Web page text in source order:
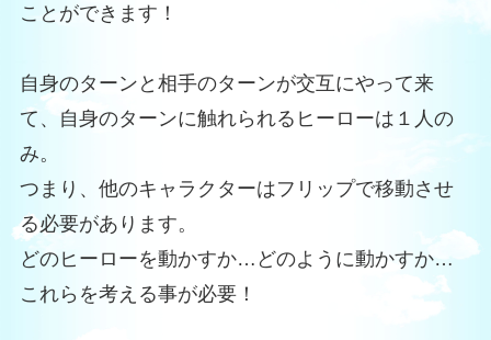
ことができます！
自身のターンと相手のターンが交互にやって来
て、自身のターンに触れられるヒーローは１人の
み。
つまり、他のキャラクターはフリップで移動させ
る必要があります。
どのヒーローを動かすか…どのように動かすか…
これらを考える事が必要！